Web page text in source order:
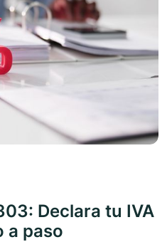
Declara tu IVA
a paso